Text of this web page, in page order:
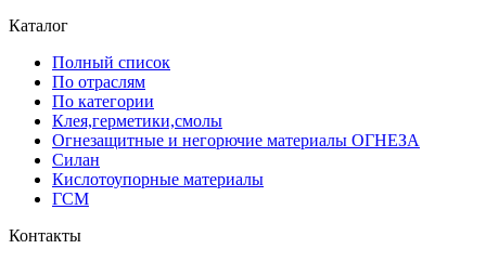
Каталог
Полный список
По отраслям
По категории
Клея,герметики,смолы
Огнезащитные и негорючие материалы ОГНЕЗА
Силан
Кислотоупорные материалы
ГСМ
Контакты